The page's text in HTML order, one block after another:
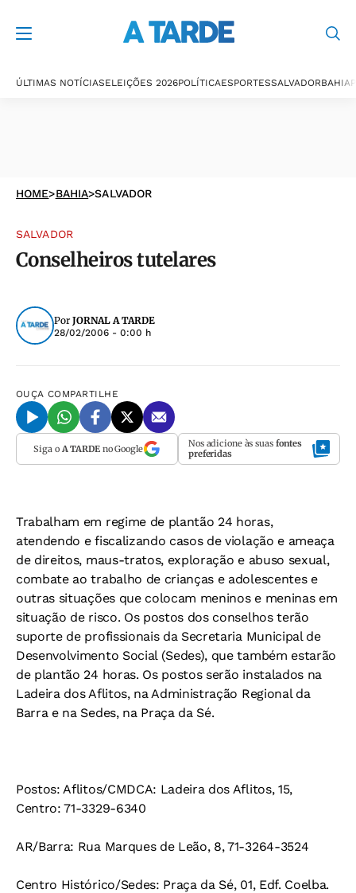
ÚLTIMAS NOTÍCIASELEIÇÕES 2026POLÍTICAESPORTESSALVADORBAHIA
HOME>BAHIA>SALVADOR
SALVADOR
Conselheiros tutelares
Por JORNAL A TARDE
28/02/2006 - 0:00 h
OUÇA COMPARTILHE
Siga o A TARDEno Google Nos adicione às suas fontes
preferidas
Trabalham em regime de plantão 24 horas,
atendendo e fiscalizando casos de violação e ameaça
de direitos, maus-tratos, exploração e abuso sexual,
combate ao trabalho de crianças e adolescentes e
outras situações que colocam meninos e meninas em
situação de risco. Os postos dos conselhos terão
suporte de profissionais da Secretaria Municipal de
Desenvolvimento Social (Sedes), que também estarão
de plantão 24 horas. Os postos serão instalados na
Ladeira dos Aflitos, na Administração Regional da
Barra e na Sedes, na Praça da Sé.
Postos: Aflitos/CMDCA: Ladeira dos Aflitos, 15,
Centro: 71-3329-6340
AR/Barra: Rua Marques de Leão, 8, 71-3264-3524
Centro Histórico/Sedes: Praça da Sé, 01, Edf. Coelba.